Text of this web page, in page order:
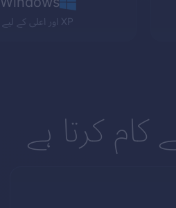
XP اور اعلی کے لیے
کرتا ہے